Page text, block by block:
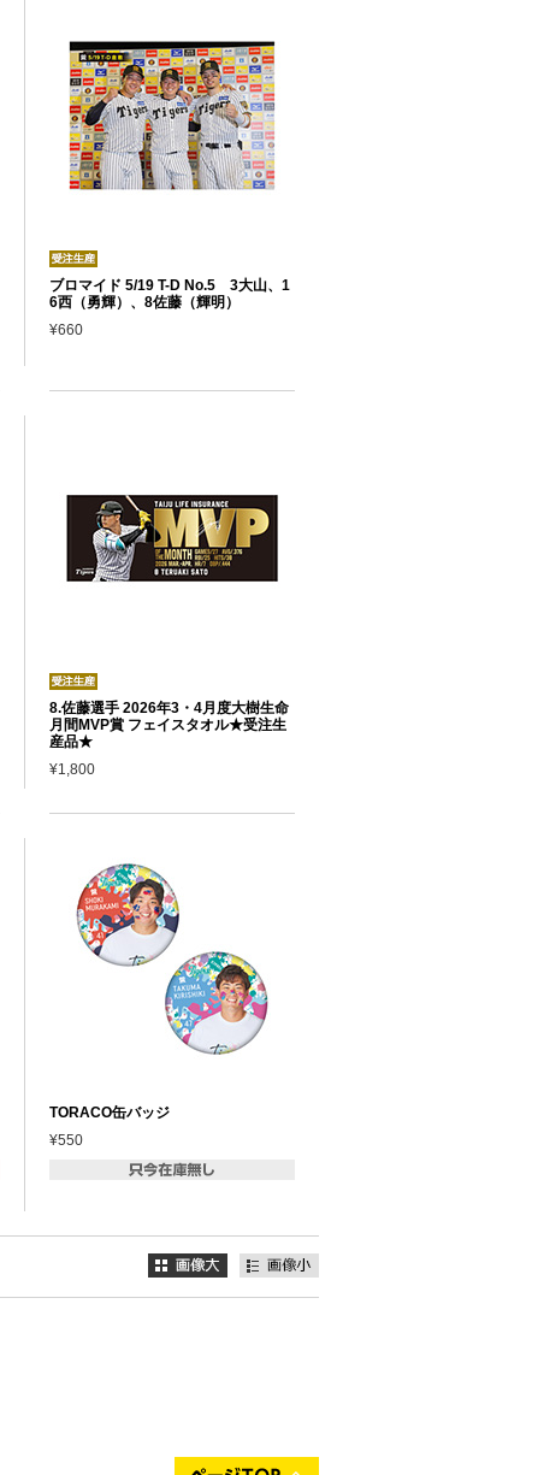
ブロマイド 5/19 T-D No.5 3大山、1
6西（勇輝）、8佐藤（輝明）
¥660
8.佐藤選手 2026年3・4月度大樹生命
月間MVP賞 フェイスタオル★受注生
産品★
¥1,800
TORACO缶バッジ
¥550